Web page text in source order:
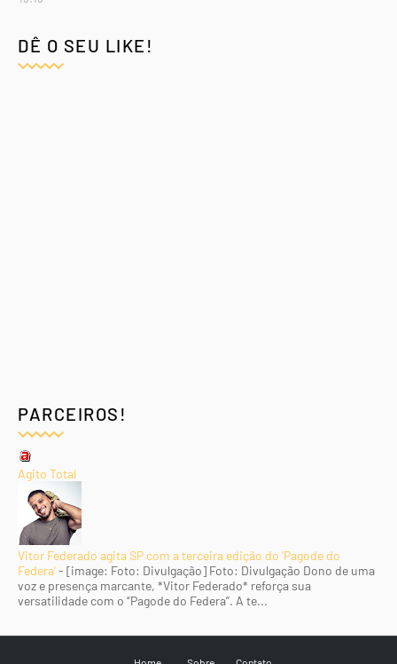
DÊ O SEU LIKE!
PARCEIROS!
Agito Total
Vitor Federado agita SP com a terceira edição do 'Pagode do
Federa'- [image: Foto: Divulgação] Foto: Divulgação Dono de uma
voz e presença marcante, *Vitor Federado* reforça sua
versatilidade com o “Pagode do Federa”. A te...